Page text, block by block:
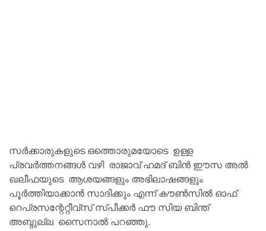
സർക്കാരുകളുടെ ഒത്തൊരുമയോടെ ഉള്ള
പ്രവർത്തനങ്ങൾ വഴി രാജാവ് ഹമദ് ബിൻ ഈസ അൽ
ഖലീഫയുടെ ആശയങ്ങളുംഅഭിലാഷങ്ങളും
പൂർത്തിയാക്കാൻ സാദിക്കും എന്ന്കൗൺസിൽ ഓഫ്
റെപ്രസന്റേറ്റീവ്‌സ് സ്പീക്കർ ഫൗ സിയ ബിന്ത്
അബ്ദുല്ല സൈനാൽ പറഞ്ഞു.